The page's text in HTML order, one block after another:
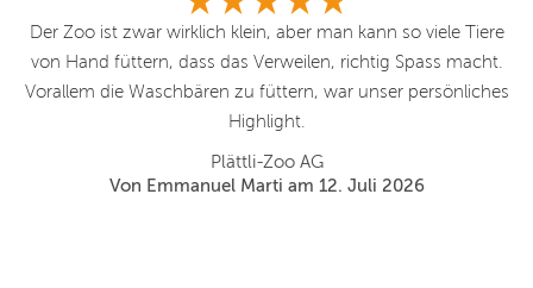
Der Zoo ist zwar wirklich klein, aber man kann so viele Tiere
von Hand füttern, dass das Verweilen, richtig Spass macht.
Vorallem die Waschbären zu füttern, war unser persönliches
Highlight.
Plättli-Zoo AG
Von Emmanuel Marti am 12. Juli 2026